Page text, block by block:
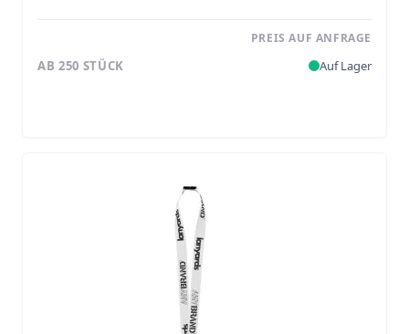
PREIS AUF ANFRAGE
AB 250 STÜCK Auf Lager